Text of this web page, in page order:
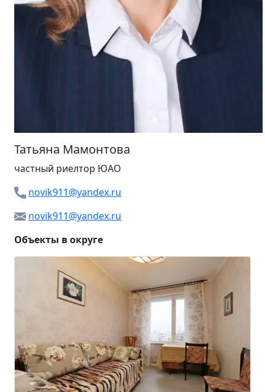
Татьяна Мамонтова
частный риелтор ЮАО
novik911@yandex.ru
novik911@yandex.ru
Объекты в округе